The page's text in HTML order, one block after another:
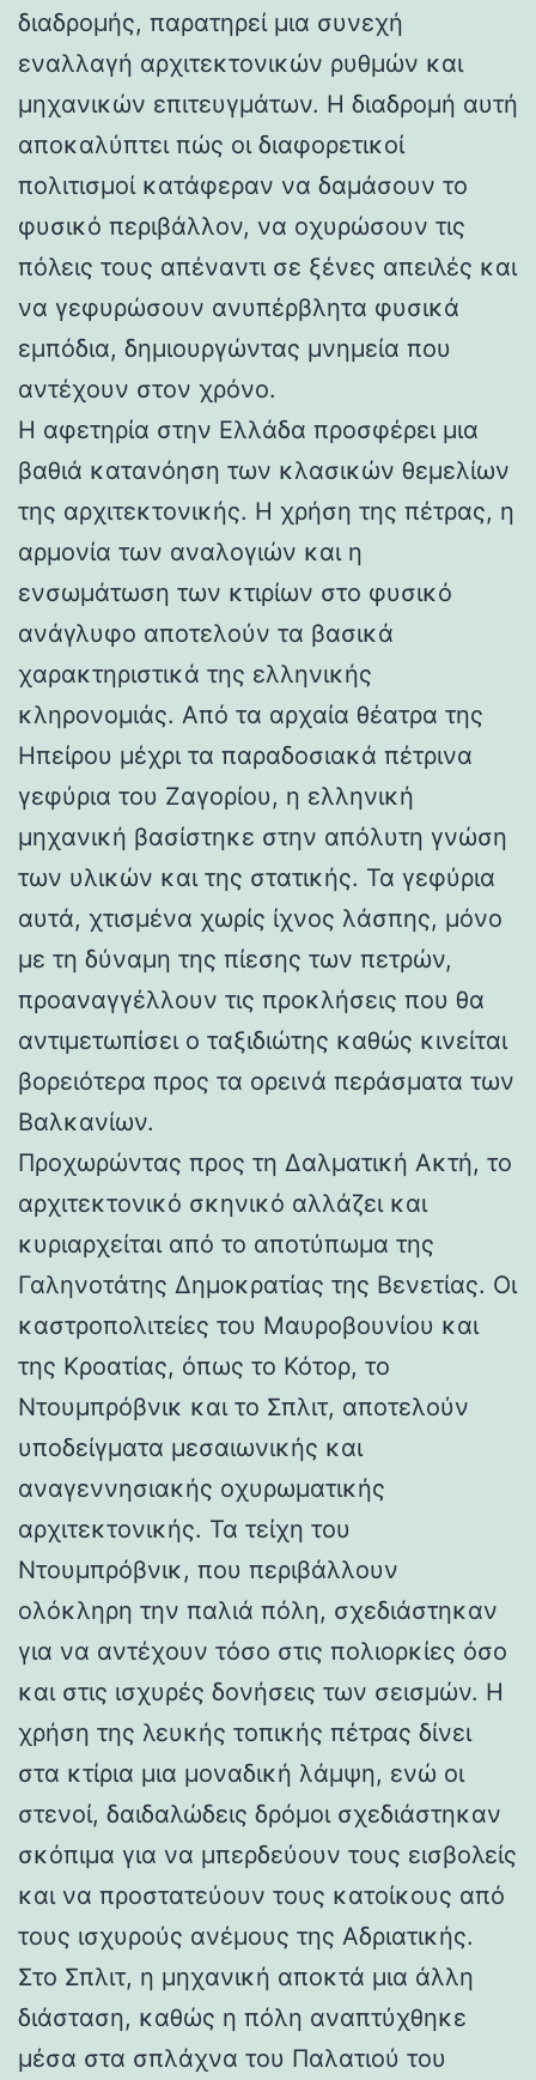
διαδρομής, παρατηρεί μια συνεχή
εναλλαγή αρχιτεκτονικών ρυθμών και
μηχανικών επιτευγμάτων. Η διαδρομή αυτή
αποκαλύπτει πώς οι διαφορετικοί
πολιτισμοί κατάφεραν να δαμάσουν το
φυσικό περιβάλλον, να οχυρώσουν τις
πόλεις τους απέναντι σε ξένες απειλές και
να γεφυρώσουν ανυπέρβλητα φυσικά
εμπόδια, δημιουργώντας μνημεία που
αντέχουν στον χρόνο.
Η αφετηρία στην Ελλάδα προσφέρει μια
βαθιά κατανόηση των κλασικών θεμελίων
της αρχιτεκτονικής. Η χρήση της πέτρας, η
αρμονία των αναλογιών και η
ενσωμάτωση των κτιρίων στο φυσικό
ανάγλυφο αποτελούν τα βασικά
χαρακτηριστικά της ελληνικής
κληρονομιάς. Από τα αρχαία θέατρα της
Ηπείρου μέχρι τα παραδοσιακά πέτρινα
γεφύρια του Ζαγορίου, η ελληνική
μηχανική βασίστηκε στην απόλυτη γνώση
των υλικών και της στατικής. Τα γεφύρια
αυτά, χτισμένα χωρίς ίχνος λάσπης, μόνο
με τη δύναμη της πίεσης των πετρών,
προαναγγέλλουν τις προκλήσεις που θα
αντιμετωπίσει ο ταξιδιώτης καθώς κινείται
βορειότερα προς τα ορεινά περάσματα των
Βαλκανίων.
Προχωρώντας προς τη Δαλματική Ακτή, το
αρχιτεκτονικό σκηνικό αλλάζει και
κυριαρχείται από το αποτύπωμα της
Γαληνοτάτης Δημοκρατίας της Βενετίας. Οι
καστροπολιτείες του Μαυροβουνίου και
της Κροατίας, όπως το Κότορ, το
Ντουμπρόβνικ και το Σπλιτ, αποτελούν
υποδείγματα μεσαιωνικής και
αναγεννησιακής οχυρωματικής
αρχιτεκτονικής. Τα τείχη του
Ντουμπρόβνικ, που περιβάλλουν
ολόκληρη την παλιά πόλη, σχεδιάστηκαν
για να αντέχουν τόσο στις πολιορκίες όσο
και στις ισχυρές δονήσεις των σεισμών. Η
χρήση της λευκής τοπικής πέτρας δίνει
στα κτίρια μια μοναδική λάμψη, ενώ οι
στενοί, δαιδαλώδεις δρόμοι σχεδιάστηκαν
σκόπιμα για να μπερδεύουν τους εισβολείς
και να προστατεύουν τους κατοίκους από
τους ισχυρούς ανέμους της Αδριατικής.
Στο Σπλιτ, η μηχανική αποκτά μια άλλη
διάσταση, καθώς η πόλη αναπτύχθηκε
μέσα στα σπλάχνα του Παλατιού του